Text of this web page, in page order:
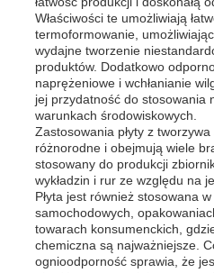
Aktualności
Wszystkie przypadki
Poprosić o wycenę
Płyty plastikowe pp
Właściwości te umożliwiają
termoformowanie,
wydajne tworzenie
produktów. Dodatkowo
naprężeniowe i wchłanianie
jej przydatność do stosowania
warunkach środowiskowych.
Zastosowania płyty z
różnorodne i obejmują wiele
stosowany do produkcji
wykładzin i rur ze względu na
Płyta jest również stosowana
samochodowych,
towarach konsumenckich,
chemiczna są najważniejsze.
ognioodporność sprawia, że